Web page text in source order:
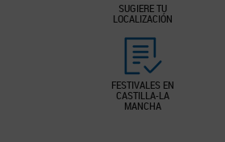
SUGIERE TU
LOCALIZACIÓN
FESTIVALES EN
CASTILLA-LA
MANCHA